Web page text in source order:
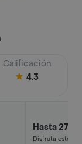
Calificación
4.3
Hasta 27%
Disfruta este